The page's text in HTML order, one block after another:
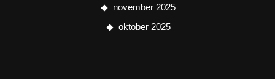
november 2025
oktober 2025